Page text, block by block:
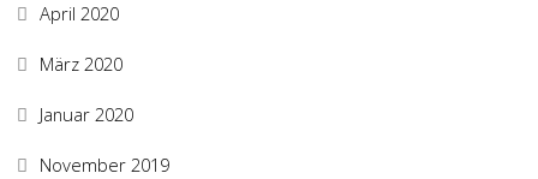
April 2020
März 2020
Januar 2020
November 2019